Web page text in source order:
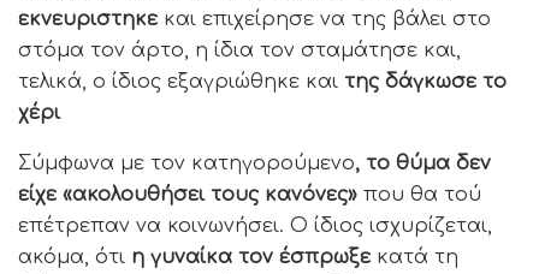
εκνευριστηκε και επιχείρησε να της βάλει στο
στόμα τον άρτο, η ίδια τον σταμάτησε και,
τελικά, ο ίδιος εξαγριώθηκε και της δάγκωσε το
χέρι
Σύμφωνα με τον κατηγορούμενο, το θύμα δεν
είχε «ακολουθήσει τους κανόνες» που θα τού
επέτρεπαν να κοινωνήσει. Ο ίδιος ισχυρίζεται,
ακόμα, ότι η γυναίκα τον έσπρωξε κατά τη